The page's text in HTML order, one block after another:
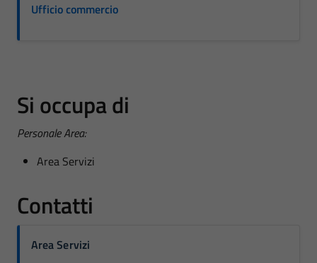
Ufficio commercio
Si occupa di
Personale Area:
Area Servizi
Contatti
Area Servizi